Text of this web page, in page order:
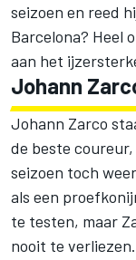
seizoen en reed
Barcelona? Heel
aan het
Johann
Johann Zarco
de beste
seizoen toch
als een
te testen, maar
nooit te